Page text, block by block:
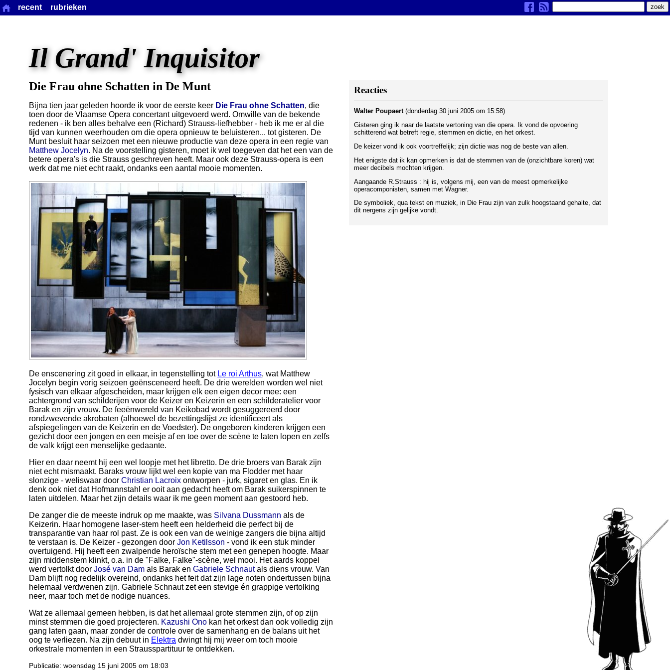
Il Grand' Inquisitor
Die Frau ohne Schatten in De Munt
Bijna tien jaar geleden hoorde ik voor de eerste keer Die Frau ohne Schatten, die
toen door de Vlaamse Opera concertant uitgevoerd werd. Omwille van de bekende
redenen - ik ben alles behalve een (Richard) Strauss-liefhebber - heb ik me er al die
tijd van kunnen weerhouden om die opera opnieuw te beluisteren... tot gisteren. De
Munt besluit haar seizoen met een nieuwe productie van deze opera in een regie van
Matthew Jocelyn. Na de voorstelling gisteren, moet ik wel toegeven dat het een van de
betere opera's is die Strauss geschreven heeft. Maar ook deze Strauss-opera is een
werk dat me niet echt raakt, ondanks een aantal mooie momenten.
De enscenering zit goed in elkaar, in tegenstelling tot Le roi Arthus, wat Matthew
Jocelyn begin vorig seizoen geënsceneerd heeft. De drie werelden worden wel niet
fysisch van elkaar afgescheiden, maar krijgen elk een eigen decor mee: een
achtergrond van schilderijen voor de Keizer en Keizerin en een schilderatelier voor
Barak en zijn vrouw. De feeënwereld van Keikobad wordt gesuggereerd door
rondzwevende akrobaten (alhoewel de bezettingslijst ze identificeert als
afspiegelingen van de Keizerin en de Voedster). De ongeboren kinderen krijgen een
gezicht door een jongen en een meisje af en toe over de scène te laten lopen en zelfs
de valk krijgt een menselijke gedaante.
Hier en daar neemt hij een wel loopje met het libretto. De drie broers van Barak zijn
niet echt mismaakt. Baraks vrouw lijkt wel een kopie van ma Flodder met haar
slonzige - weliswaar door Christian Lacroix ontworpen - jurk, sigaret en glas. En ik
denk ook niet dat Hofmannstahl er ooit aan gedacht heeft om Barak suikerspinnen te
laten uitdelen. Maar het zijn details waar ik me geen moment aan gestoord heb.
De zanger die de meeste indruk op me maakte, was Silvana Dussmann als de
Keizerin. Haar homogene laser-stem heeft een helderheid die perfect bij de
transparantie van haar rol past. Ze is ook een van de weinige zangers die bijna altijd
te verstaan is. De Keizer - gezongen door Jon Ketilsson - vond ik een stuk minder
overtuigend. Hij heeft een zwalpende heroïsche stem met een genepen hoogte. Maar
zijn middenstem klinkt, o.a. in de "Falke, Falke"-scène, wel mooi. Het aards koppel
werd vertolkt door José van Dam als Barak en Gabriele Schnautals diens vrouw. Van
Dam blijft nog redelijk overeind, ondanks het feit dat zijn lage noten ondertussen bijna
helemaal verdwenen zijn. Gabriele Schnaut zet een stevige én grappige vertolking
neer, maar toch met de nodige nuances.
Wat ze allemaal gemeen hebben, is dat het allemaal grote stemmen zijn, of op zijn
minst stemmen die goed projecteren. Kazushi Ono kan het orkest dan ook volledig zijn
gang laten gaan, maar zonder de controle over de samenhang en de balans uit het
oog te verliezen. Na zijn debuut in Elektra dwingt hij mij weer om toch mooie
orkestrale momenten in een Strausspartituur te ontdekken.
Publicatie: woensdag 15 juni 2005 om 18:03
Reacties
Walter Poupaert(donderdag 30 juni 2005 om 15:58)
Gisteren ging ik naar de laatste vertoning van die opera. Ik vond de opvoering
schitterend wat betreft regie, stemmen en dictie, en het orkest.
De keizer vond ik ook voortreffelijk; zijn dictie was nog de beste van allen.
Het enigste dat ik kan opmerken is dat de stemmen van de (onzichtbare koren) wat
meer decibels mochten krijgen.
Aangaande R.Strauss : hij is, volgens mij, een van de meest opmerkelijke
operacomponisten, samen met Wagner.
De symboliek, qua tekst en muziek, in Die Frau zijn van zulk hoogstaand gehalte, dat
dit nergens zijn gelijke vondt.
recent rubrieken